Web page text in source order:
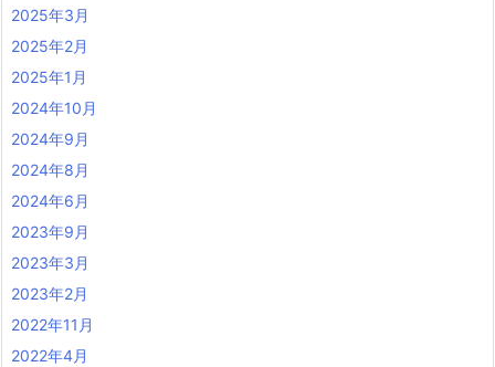
2025年3月
2025年2月
2025年1月
2024年10月
2024年9月
2024年8月
2024年6月
2023年9月
2023年3月
2023年2月
2022年11月
2022年4月